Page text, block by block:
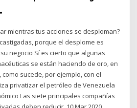
mientras tus acciones se desploman?
porque el desplome es
negocio Sí es cierto que algunas
se están haciendo de oro, en
sucede, por ejemplo, con el
privatizar el petróleo de Venezuela
Las siete principales compañías